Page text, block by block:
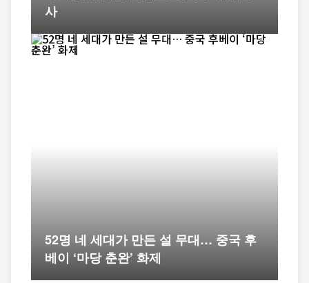
사
52명 네 세대가 만든 설 무대… 중국 후
베이 ‘마당 춘완’ 화제